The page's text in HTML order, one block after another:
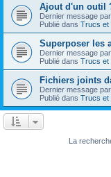
Ajout d'un outil
Dernier message par
Publié dans Trucs et
Superposer les
Dernier message par
Publié dans Trucs et
Fichiers joints
Dernier message par
Publié dans Trucs et
La